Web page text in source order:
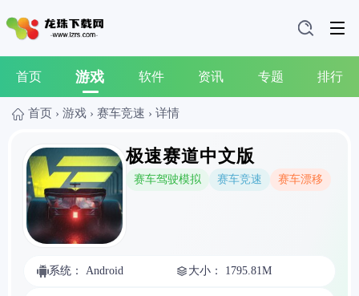
首页 游戏 软件 资讯 专题 排行
首页 › 游戏 › 赛车竞速 › 详情
极速赛道中文版
赛车驾驶模拟 赛车竞速 赛车漂移
系统： Android 大小： 1795.81M